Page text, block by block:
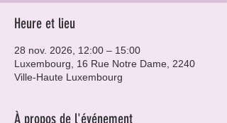
Heure et lieu
28 nov. 2026, 12:00 – 15:00
Luxembourg, 16 Rue Notre Dame, 2240
Ville-Haute Luxembourg
À propos de l'événement